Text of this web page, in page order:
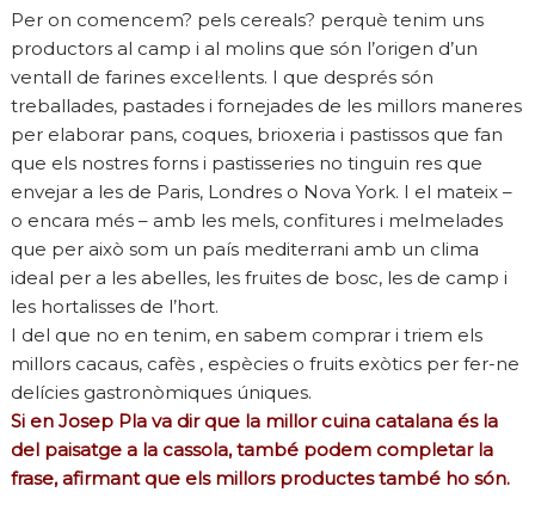
Per on comencem? pels cereals? perquè tenim uns
productors al camp i al molins que són l’origen d’un
ventall de farines excel·lents. I que després són
treballades, pastades i fornejades de les millors maneres
per elaborar pans, coques, brioxeria i pastissos que fan
que els nostres forns i pastisseries no tinguin res que
envejar a les de Paris, Londres o Nova York. I el mateix –
o encara més – amb les mels, confitures i melmelades
que per això som un país mediterrani amb un clima
ideal per a les abelles, les fruites de bosc, les de camp i
les hortalisses de l’hort.
I del que no en tenim, en sabem comprar i triem els
millors cacaus, cafès , espècies o fruits exòtics per fer-ne
delícies gastronòmiques úniques.
Si en Josep Pla va dir que la millor cuina catalana és la
del paisatge a la cassola, també podem completar la
frase, afirmant que els millors productes també ho són.